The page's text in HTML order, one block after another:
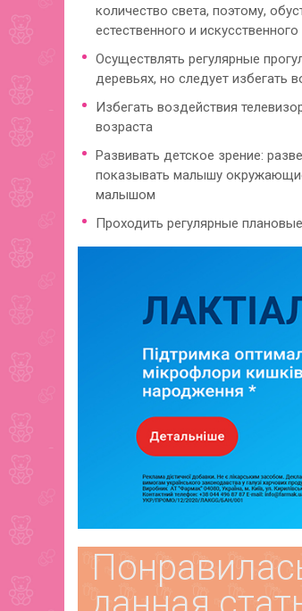
количество света, поэтому,
естественного и
Осуществлять регулярные
деревьях, но следует избегать
Избегать воздействия
возраста
Развивать детское зрение:
показывать малышу
малышом
Проходить регулярные